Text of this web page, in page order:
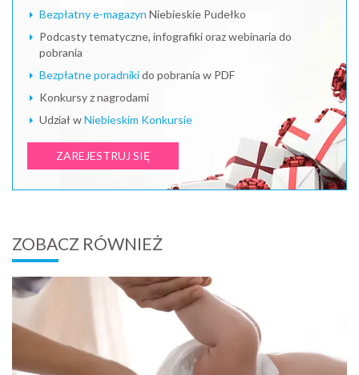
Bezpłatny e-magazyn Niebieskie Pudełko
Podcasty tematyczne, infografiki oraz webinaria do
pobrania
Bezpłatne poradnikido pobrania w PDF
Konkursy z nagrodami
Udział wNiebieskim Konkursie
ZAREJESTRUJ SIĘ
ZOBACZ RÓWNIEŻ